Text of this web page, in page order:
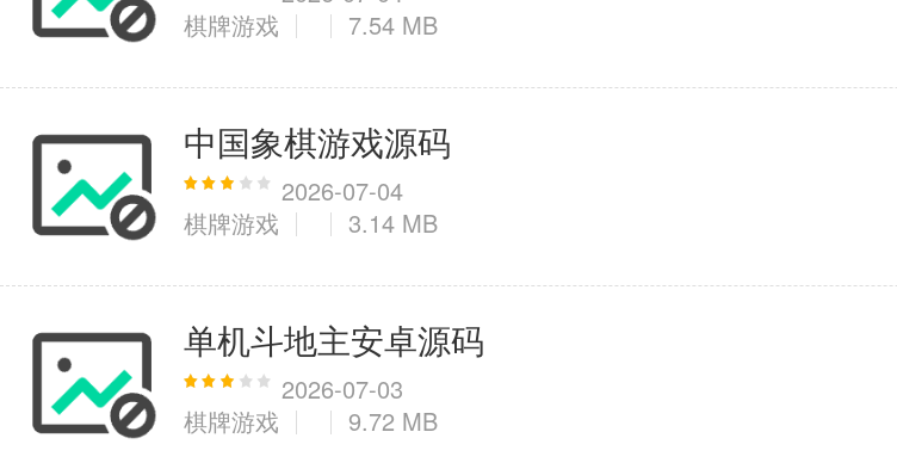
棋牌游戏
7.54 MB
中国象棋游戏源码
2026-07-04
棋牌游戏
3.14 MB
单机斗地主安卓源码
2026-07-03
棋牌游戏
9.72 MB